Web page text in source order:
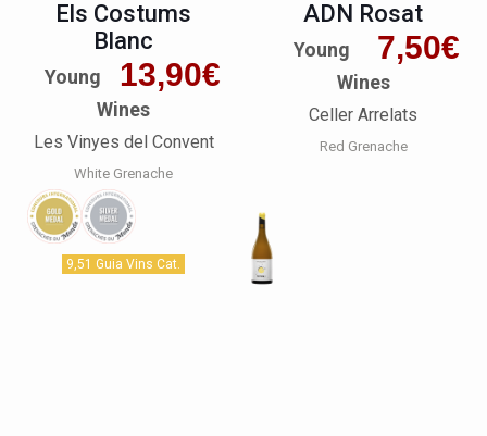
Els Costums
Blanc
13,90€
Young
Wines
Les Vinyes del Convent
White Grenache
9,51 Guia Vins Cat.
ADN Rosat
7,50€
Young
Wines
Celler Arrelats
Red Grenache